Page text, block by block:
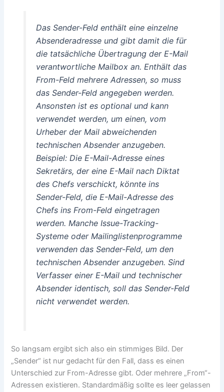
Das Sender-Feld enthält eine einzelne
Absenderadresse und gibt damit die für
die tatsächliche Übertragung der E-Mail
verantwortliche Mailbox an. Enthält das
From-Feld mehrere Adressen, so muss
das Sender-Feld angegeben werden.
Ansonsten ist es optional und kann
verwendet werden, um einen, vom
Urheber der Mail abweichenden
technischen Absender anzugeben.
Beispiel: Die E-Mail-Adresse eines
Sekretärs, der eine E-Mail nach Diktat
des Chefs verschickt, könnte ins
Sender-Feld, die E-Mail-Adresse des
Chefs ins From-Feld eingetragen
werden. Manche Issue-Tracking-
Systeme oder Mailinglistenprogramme
verwenden das Sender-Feld, um den
technischen Absender anzugeben. Sind
Verfasser einer E-Mail und technischer
Absender identisch, soll das Sender-Feld
nicht verwendet werden.
So langsam ergibt sich also ein stimmiges Bild. Der
„Sender“ ist nur gedacht für den Fall, dass es einen
Unterschied zur From-Adresse gibt. Oder mehrere „From“-
Adressen existieren. Standardmäßig sollte es leer gelassen